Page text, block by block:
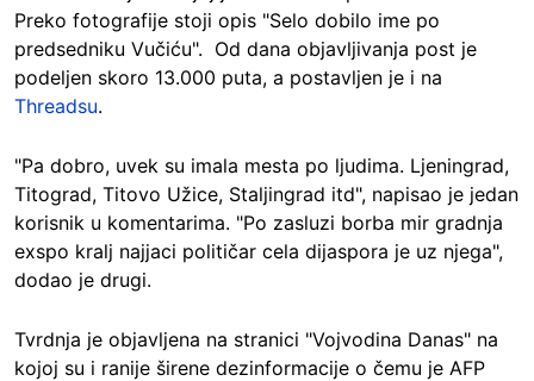
Preko fotografije stoji opis "Selo dobilo ime po
predsedniku Vučiću". Od dana objavljivanja post je
podeljen skoro 13.000 puta, a postavljen je i na
Threadsu.
"Pa dobro, uvek su imala mesta po ljudima. Ljeningrad,
Titograd, Titovo Užice, Staljingrad itd", napisao je jedan
korisnik u komentarima. "Po zasluzi borba mir gradnja
exspo kralj najjaci političar cela dijaspora je uz njega",
dodao je drugi.
Tvrdnja je objavljena na stranici "Vojvodina Danas" na
kojoj su i ranije širene dezinformacije o čemu je AFP